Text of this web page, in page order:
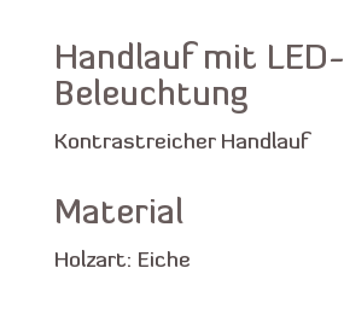
Handlauf mit LED-
Beleuchtung
Kontrastreicher Handlauf
Material
Holzart: Eiche